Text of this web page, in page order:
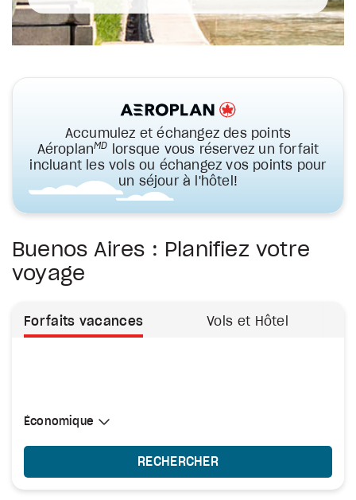
Accumulez et échangez des points
AéroplanMD
lorsque vous réservez un forfait
incluant les vols ou échangez vos points pour
un séjour à l'hôtel!
Buenos Aires : Planifiez votre
voyage
Forfaits vacances Vols et Hôtel
Sélectionner une cabine
Économique
Économique
RECHERCHER